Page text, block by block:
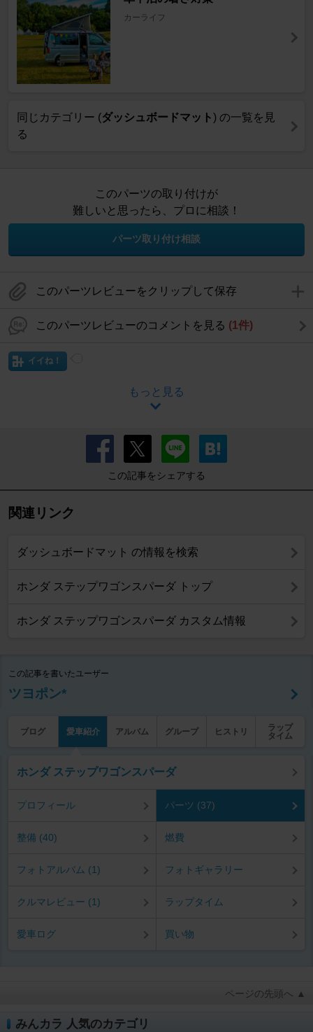
カーライフ
同じカテゴリー (ダッシュボードマット) の一覧を見
る
このパーツの取り付けが
難しいと思ったら、プロに相談！
パーツ取り付け相談
このパーツレビューをクリップして保存
このパーツレビューのコメントを見る (1件)
イイね！
もっと見る
この記事をシェアする
関連リンク
ダッシュボードマット の情報を検索
ホンダ ステップワゴンスパーダ トップ
ホンダ ステップワゴンスパーダ カスタム情報
この記事を書いたユーザー
ツヨポン*
ブログ 愛車紹介 アルバム グループ ヒストリ
ラップ
タイム
ホンダ ステップワゴンスパーダ
プロフィール パーツ (37)
整備 (40) 燃費
フォトアルバム (1) フォトギャラリー
クルマレビュー (1) ラップタイム
愛車ログ 買い物
ページの先頭へ ▲
みんカラ 人気のカテゴリ